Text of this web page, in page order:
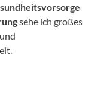
sehe ich großes